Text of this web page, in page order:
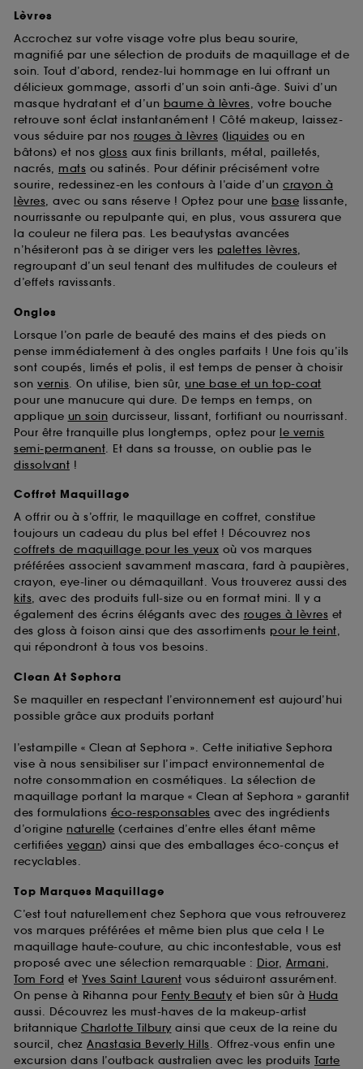
Lèvres
Accrochez sur votre visage votre plus beau sourire,
magnifié par une sélection de produits de maquillage et de
soin. Tout d’abord, rendez-lui hommage en lui offrant un
délicieux gommage, assorti d’un soin anti-âge. Suivi d’un
masque hydratant et d’un baume à lèvres, votre bouche
retrouve sont éclat instantanément ! Côté makeup, laissez-
vous séduire par nos rouges à lèvres (liquides ou en
bâtons) et nos gloss aux finis brillants, métal, pailletés,
nacrés, mats ou satinés. Pour définir précisément votre
sourire, redessinez-en les contours à l’aide d’un crayon à
lèvres, avec ou sans réserve ! Optez pour une base lissante,
nourrissante ou repulpante qui, en plus, vous assurera que
la couleur ne filera pas. Les beautystas avancées
n’hésiteront pas à se diriger vers les palettes lèvres,
regroupant d’un seul tenant des multitudes de couleurs et
d’effets ravissants.
Ongles
Lorsque l’on parle de beauté des mains et des pieds on
pense immédiatement à des ongles parfaits ! Une fois qu’ils
sont coupés, limés et polis, il est temps de penser à choisir
son vernis. On utilise, bien sûr, une base et un top-coat
pour une manucure qui dure. De temps en temps, on
applique un soin durcisseur, lissant, fortifiant ou nourrissant.
Pour être tranquille plus longtemps, optez pour le vernis
semi-permanent. Et dans sa trousse, on oublie pas le
dissolvant !
Coffret Maquillage
A offrir ou à s’offrir, le maquillage en coffret, constitue
toujours un cadeau du plus bel effet ! Découvrez nos
coffrets de maquillage pour les yeux où vos marques
préférées associent savamment mascara, fard à paupières,
crayon, eye-liner ou démaquillant. Vous trouverez aussi des
kits, avec des produits full-size ou en format mini. Il y a
également des écrins élégants avec des rouges à lèvres et
des gloss à foison ainsi que des assortiments pour le teint,
qui répondront à tous vos besoins.
Clean At Sephora
Se maquiller en respectant l’environnement est aujourd’hui
possible grâce aux produits portant
l’estampille « Clean at Sephora ». Cette initiative Sephora
vise à nous sensibiliser sur l’impact environnemental de
notre consommation en cosmétiques. La sélection de
maquillage portant la marque « Clean at Sephora » garantit
des formulations éco-responsables avec des ingrédients
d’origine naturelle (certaines d’entre elles étant même
certifiées vegan) ainsi que des emballages éco-conçus et
recyclables.
Top Marques Maquillage
C’est tout naturellement chez Sephora que vous retrouverez
vos marques préférées et même bien plus que cela ! Le
maquillage haute-couture, au chic incontestable, vous est
proposé avec une sélection remarquable : Dior, Armani,
Tom Ford et Yves Saint Laurent vous séduiront assurément.
On pense à Rihanna pour Fenty Beauty et bien sûr à Huda
aussi. Découvrez les must-haves de la makeup-artist
britannique Charlotte Tilbury ainsi que ceux de la reine du
sourcil, chez Anastasia Beverly Hills. Offrez-vous enfin une
excursion dans l’outback australien avec les produits Tarte